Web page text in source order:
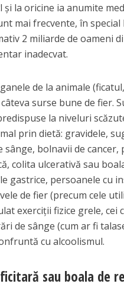
și la oricine ia anumite
mai frecvente, în
2 miliarde de oameni
inadecvat.
de la animale
surse bune de fier.
la niveluri
prin dietă: gravidele,
sânge, bolnavii de
colita ulcerativă sau
gastrice, persoanele cu
de fier (precum cele
exerciții fizice grele,
de sânge (cum ar fi
cu alcoolismul.
sau boala de